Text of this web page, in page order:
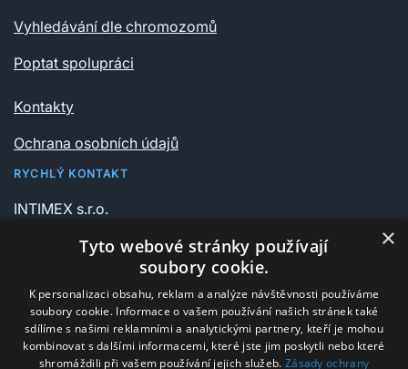
Vyhledávání dle chromozomů
Poptat spolupráci
Kontakty
Ochrana osobních údajů
RYCHLÝ KONTAKT
INTIMEX s.r.o.
735 06 Karviná – Nové Město
+420 596 311 612
intimex@post.cz
IČ 25908375
×
Tyto webové stránky používají
soubory cookie.
K personalizaci obsahu, reklam a analýze návštěvnosti používáme
soubory cookie. Informace o vašem používání našich stránek také
sdílíme s našimi reklamními a analytickými partnery, kteří je mohou
kombinovat s dalšími informacemi, které jste jim poskytli nebo které
shromáždili při vašem používání jejich služeb. Zásady ochrany